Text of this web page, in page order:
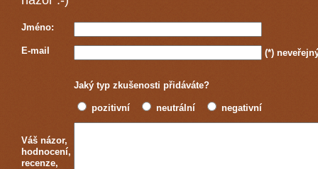
Jméno:
E-mail (*)
Jaký typ zkušenosti přidáváte?
pozitivní neutrální negativní
Váš názor,
hodnocení,
recenze,